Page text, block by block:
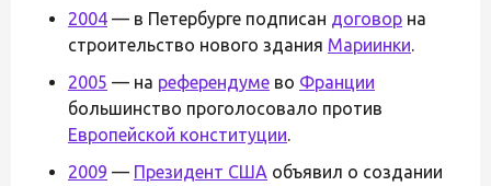
2004 — в Петербурге подписан договор на
строительство нового здания Мариинки.
2005 — на референдуме во Франции
большинство проголосовало против
Европейской конституции.
2009 — Президент США объявил о создании